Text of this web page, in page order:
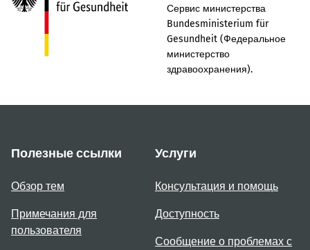
Сервис министерства
Bundesministerium für
Gesundheit (Федеральное
министерство
здравоохранения).
Полезные ссылки
Обзор тем
Примечания для
пользователя
Услуги
Консультация и помощь
Доступность
Сообщение о проблемах с